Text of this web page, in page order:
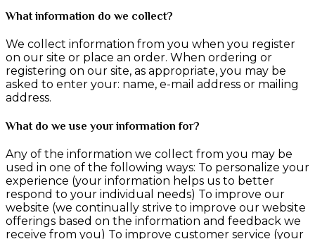
What information do we collect?
We collect information from you when you register
on our site or place an order. When ordering or
registering on our site, as appropriate, you may be
asked to enter your: name, e-mail address or mailing
address.
What do we use your information for?
Any of the information we collect from you may be
used in one of the following ways: To personalize your
experience (your information helps us to better
respond to your individual needs) To improve our
website (we continually strive to improve our website
offerings based on the information and feedback we
receive from you) To improve customer service (your